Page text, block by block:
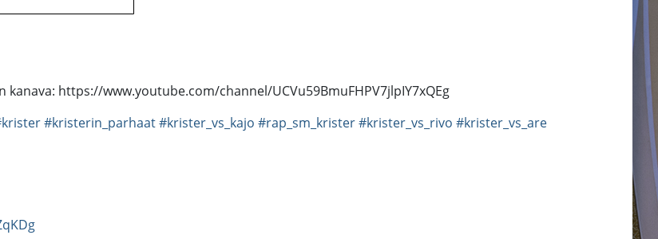
https://www.youtube.com/channel/UCVu59BmuFHPV7jlpIY7xQEg
#kristerin_parhaat#krister_vs_kajo #rap_sm_krister#krister_vs_rivo #krister_vs_are